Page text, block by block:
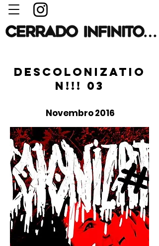
DESCOLONIZATIO
N!!! 03
Novembro 2016